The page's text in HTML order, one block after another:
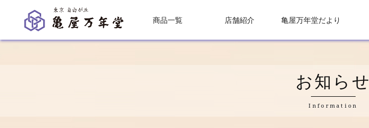
商品一覧 店舗紹介 亀屋万年堂だより
お知らせ
Information